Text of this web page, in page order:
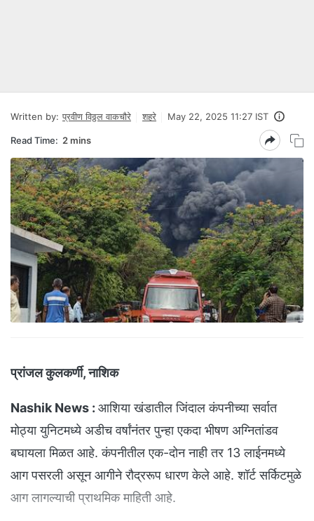
Written by: प्रवीण विठ्ठल वाकचौरे शहरे May 22, 2025 11:27 IST
Read Time: 2 mins
प्रांजल कुलकर्णी, नाशिक
Nashik News : आशिया खंडातील जिंदाल कंपनीच्या सर्वात
मोठ्या युनिटमध्ये अडीच वर्षांनंतर पुन्हा एकदा भीषण अग्नितांडव
बघायला मिळत आहे. कंपनीतील एक-दोन नाही तर 13 लाईनमध्ये
आग पसरली असून आगीने रौद्ररूप धारण केले आहे. शॉर्ट सर्किटमुळे
आग लागल्याची प्राथमिक माहिती आहे.